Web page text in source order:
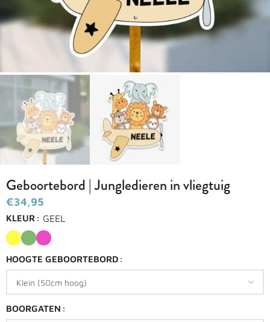
Geboortebord | Jungledieren in vliegtuig
€
KLEUR GEEL
HOOGTE GEBOORTEBORD
BOORGATEN